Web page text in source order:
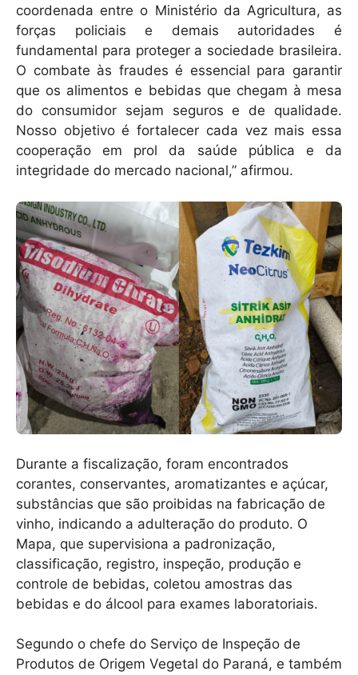
coordenada entre o Ministério da Agricultura, as
forças policiais e demais autoridades é
fundamental para proteger a sociedade brasileira.
O combate às fraudes é essencial para garantir
que os alimentos e bebidas que chegam à mesa
do consumidor sejam seguros e de qualidade.
Nosso objetivo é fortalecer cada vez mais essa
cooperação em prol da saúde pública e da
integridade do mercado nacional,” afirmou.
Durante a fiscalização, foram encontrados
corantes, conservantes, aromatizantes e açúcar,
substâncias que são proibidas na fabricação de
vinho, indicando a adulteração do produto. O
Mapa, que supervisiona a padronização,
classificação, registro, inspeção, produção e
controle de bebidas, coletou amostras das
bebidas e do álcool para exames laboratoriais.
Segundo o chefe do Serviço de Inspeção de
Produtos de Origem Vegetal do Paraná, e também